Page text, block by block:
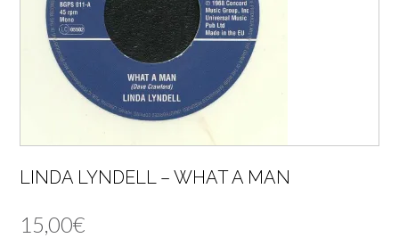
LINDA LYNDELL – WHAT A MAN
15,00€